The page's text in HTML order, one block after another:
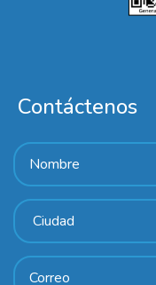
Contáctenos